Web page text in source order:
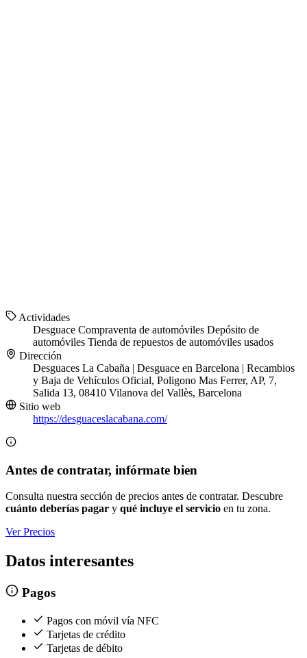
Actividades
Desguace Compraventa de automóviles Depósito de
automóviles Tienda de repuestos de automóviles usados
Dirección
Desguaces La Cabaña | Desguace en Barcelona | Recambios
y Baja de Vehículos Oficial, Poligono Mas Ferrer, AP, 7,
Salida 13, 08410 Vilanova del Vallès, Barcelona
Sitio web
https://desguaceslacabana.com/
Antes de contratar, infórmate bien
Consulta nuestra sección de precios antes de contratar. Descubre
cuánto deberías pagar y qué incluye el servicio en tu zona.
Ver Precios
Datos interesantes
Pagos
Pagos con móvil vía NFC
Tarjetas de crédito
Tarjetas de débito